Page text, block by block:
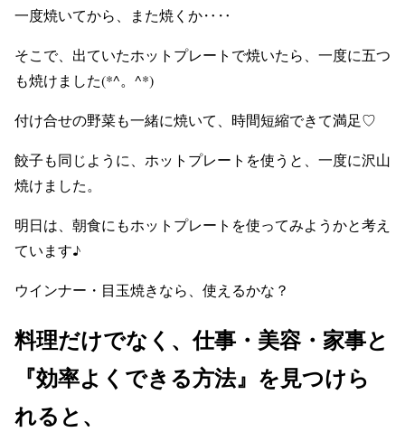
一度焼いてから、また焼くか‥‥
そこで、出ていたホットプレートで焼いたら、一度に五つ
も焼けました(*^。^*)
付け合せの野菜も一緒に焼いて、時間短縮できて満足♡
餃子も同じように、ホットプレートを使うと、一度に沢山
焼けました。
明日は、朝食にもホットプレートを使ってみようかと考え
ています♪
ウインナー・目玉焼きなら、使えるかな？
料理だけでなく、仕事・美容・家事と
『効率よくできる方法』を見つけら
れると、